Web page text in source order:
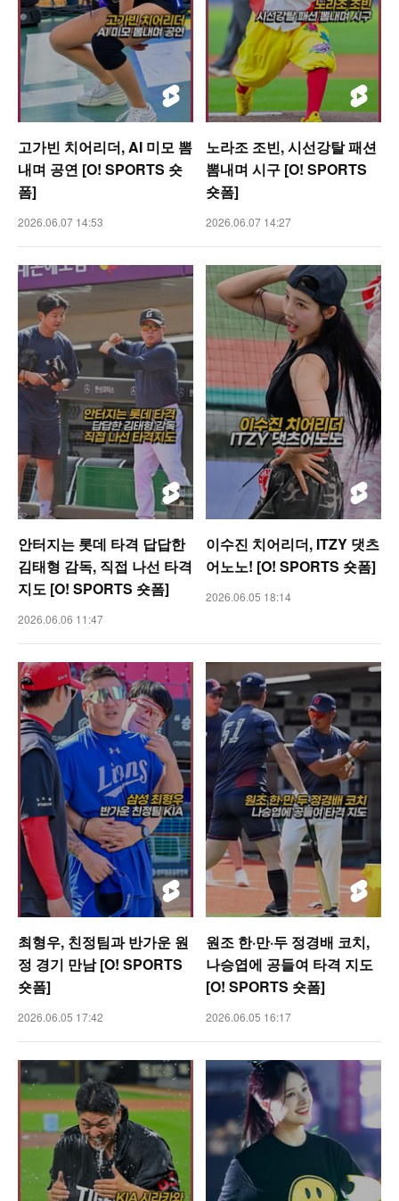
고가빈 치어리더, AI 미모 뽐
내며 공연 [O! SPORTS 숏
폼]
2026.06.07 14:53
노라조 조빈, 시선강탈 패션
뽐내며 시구 [O! SPORTS
숏폼]
2026.06.07 14:27
안터지는 롯데 타격 답답한
김태형 감독, 직접 나선 타격
지도 [O! SPORTS 숏폼]
2026.06.06 11:47
이수진 치어리더, ITZY 댓츠
어노노! [O! SPORTS 숏폼]
2026.06.05 18:14
최형우, 친정팀과 반가운 원
정 경기 만남 [O! SPORTS
숏폼]
2026.06.05 17:42
원조 한·만·두 정경배 코치,
나승엽에 공들여 타격 지도
[O! SPORTS 숏폼]
2026.06.05 16:17